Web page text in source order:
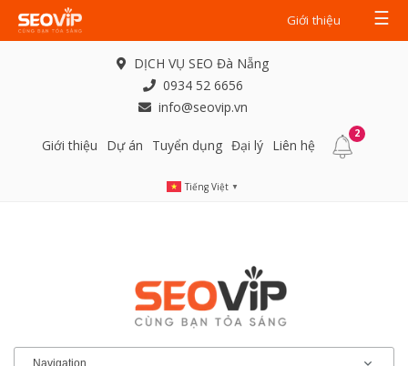
Giới thiệu ☰
DỊCH VỤ SEO Đà Nẵng
0934 52 6656
info@seovip.vn
Giới thiệu Dự án Tuyển dụng Đại lý Liên hệ
2
Tiếng Việt ▼